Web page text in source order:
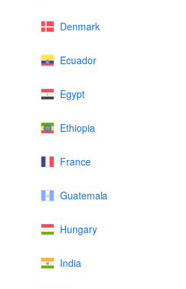
Denmark
Ecuador
Egypt
Ethiopia
France
Guatemala
Hungary
India